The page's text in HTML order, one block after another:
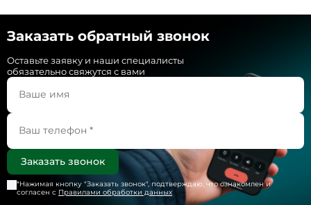
Заказать обратный звонок
Оставьте заявку и наши специалисты
обязательно свяжутся с вами
*Нажимая кнопку "Заказать звонок", подтверждаю, что ознакомлен и
согласен с Правилами обработки данных